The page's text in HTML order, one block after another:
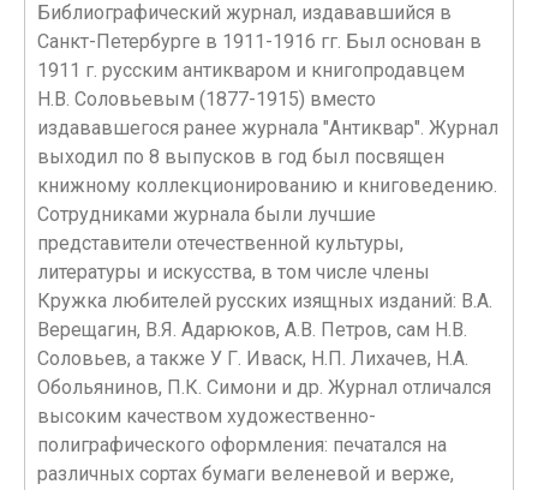
Библиографический журнал, издававшийся в
Санкт-Петербурге в 1911-1916 гг. Был основан в
1911 г. русским антикваром и книгопродавцем
Н.В. Соловьевым (1877-1915) вместо
издававшегося ранее журнала "Антиквар". Журнал
выходил по 8 выпусков в год был посвящен
книжному коллекционированию и книговедению.
Сотрудниками журнала были лучшие
представители отечественной культуры,
литературы и искусства, в том числе члены
Кружка любителей русских изящных изданий: В.А.
Верещагин, В.Я. Адарюков, А.В. Петров, сам Н.В.
Соловьев, а также У Г. Иваск, Н.П. Лихачев, Н.А.
Обольянинов, П.К. Симони и др. Журнал отличался
высоким качеством художественно-
полиграфического оформления: печатался на
различных сортах бумаги веленевой и верже,